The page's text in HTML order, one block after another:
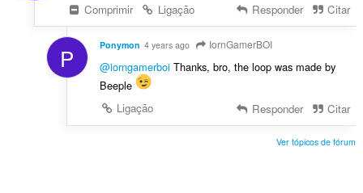
Comprimir
Ligação Responder Citar
P Ponymon 4 years ago IornGamerBOI
@iorngamerboi Thanks, bro, the loop was made by
Beeple
Ligação
Responder Citar
Ver tópicos de fórum